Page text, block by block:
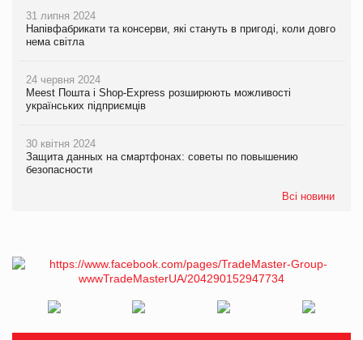
31 липня 2024
Напівфабрикати та консерви, які стануть в пригоді, коли довго
нема світла
24 червня 2024
Meest Пошта і Shop-Express розширюють можливості
українських підприємців
30 квітня 2024
Защита данных на смартфонах: советы по повышению
безопасности
Всі новини